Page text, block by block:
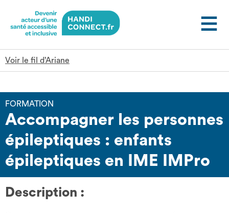
Voir le fil d’Ariane
FORMATION
Accompagner les personnes
épileptiques : enfants
épileptiques en IME IMPro
Description :